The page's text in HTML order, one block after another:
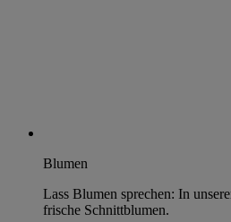
Blumen
Lass Blumen sprechen: In
frische Schnittblumen.